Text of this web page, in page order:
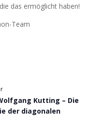
das ermöglicht haben!
Team
Kutting – Die
der diagonalen